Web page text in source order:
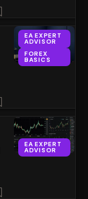
EA EXPERT
ADVISOR
FOREX
BASICS
EA EXPERT
ADVISOR